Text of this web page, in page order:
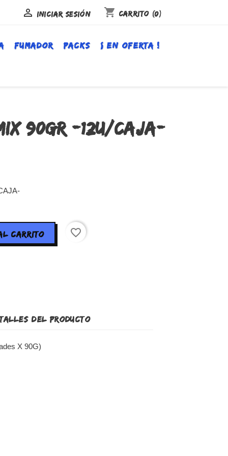
 Iniciar sesión shopping_cart Carrito (0)
FUMADOR PACKS ¡ EN OFERTA !
90GR -12U/CAJA-
CARRITO favorite_border
DEL PRODUCTO
X 90G)